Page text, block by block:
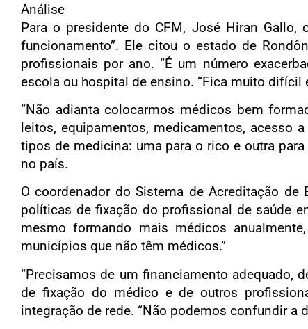
Análise
Para o presidente do CFM, José Hiran
funcionamento”. Ele citou o estado de
profissionais por ano. “É um número
escola ou hospital de ensino. “Fica muito difícil
“Não adianta colocarmos médicos bem
leitos, equipamentos, medicamentos, acesso
tipos de medicina: uma para o rico e outra
no país.
O coordenador do Sistema de Acreditação
políticas de fixação do profissional de saúde
mesmo formando mais médicos
municípios que não têm médicos.”
“Precisamos de um financiamento adequado,
de fixação do médico e de outros
integração de rede. “Não podemos confundir